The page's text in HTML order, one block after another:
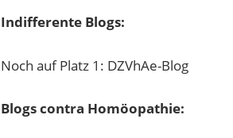
Indifferente Blogs:
Noch auf Platz 1: DZVhAe-Blog
Blogs contra Homöopathie: